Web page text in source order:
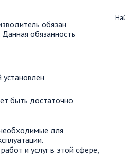
обязан
обязанность
быть достаточно
для
и услуг в этой сфере,